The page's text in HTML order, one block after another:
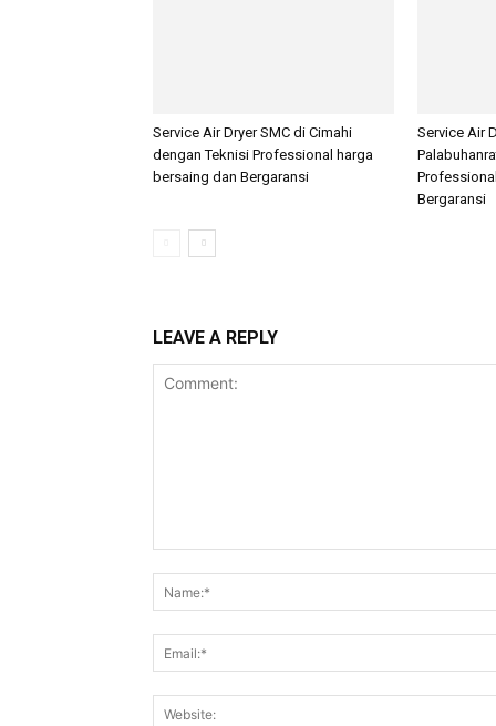
Service Air Dryer SMC di Cimahi
dengan Teknisi Professional harga
bersaing dan Bergaransi
Service Air
Bergaransi
LEAVE A REPLY